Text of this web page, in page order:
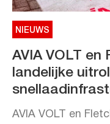
NIEUWS
AVIA VOLT
landelijke
AVIA VOLT en